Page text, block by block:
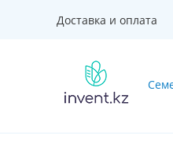
Доставка и оплата